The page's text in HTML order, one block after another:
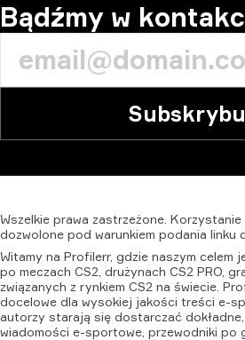
Bądźmy w
Wszelkie prawa zastrzeżone. Korzystanie
dozwolone pod warunkiem podania linku
Witamy na Profilerr, gdzie naszym celem
po meczach CS2, drużynach CS2 PRO,
związanych z rynkiem CS2 na świecie.
docelowe dla wysokiej jakości treści e-
autorzy starają się dostarczać
wiadomości e-sportowe, przewodniki po